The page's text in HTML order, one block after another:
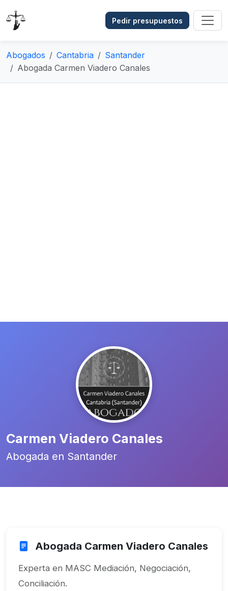
Pedir presupuestos
Abogados Cantabria
Santander
Abogada Carmen Viadero Canales
Carmen Viadero Canales
Abogada en Santander
Abogada Carmen Viadero Canales
Experta en MASC Mediación, Negociación,
Conciliación.